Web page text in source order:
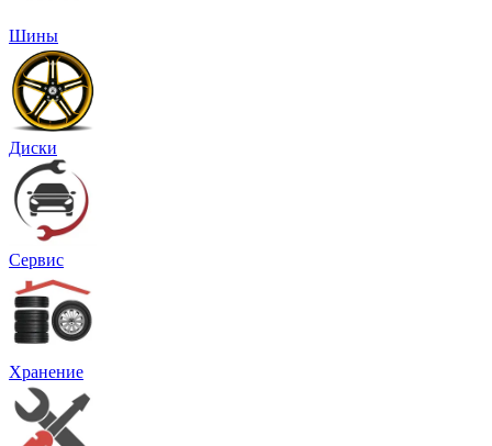
Шины
Диски
Сервис
Хранение